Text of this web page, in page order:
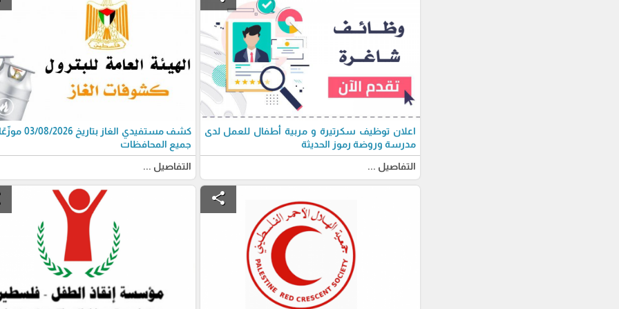
اعلان توظيف سكرتيرة و مربية أطفال للعمل لدى
مدرسة وروضة رموز الحديثة
التفاصيل ...
كشف مستفيدي الغاز
جميع المحافظات
التفاصيل ...
share